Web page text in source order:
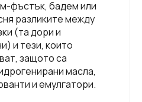
фъстък, бадем или
разликите между
(та дори и
и тези, които
защото са
масла,
и емулгатори.